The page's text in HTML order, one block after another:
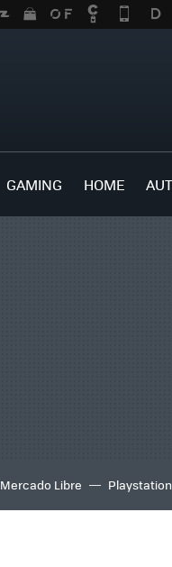
GAMING HOME
Mercado Libre Playstation